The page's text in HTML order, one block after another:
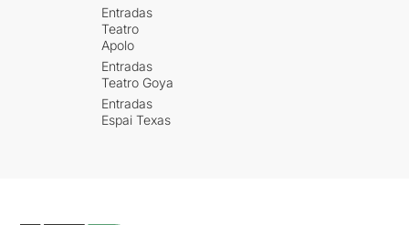
Entradas
Teatro
Apolo
Entradas
Teatro Goya
Entradas
Espai Texas